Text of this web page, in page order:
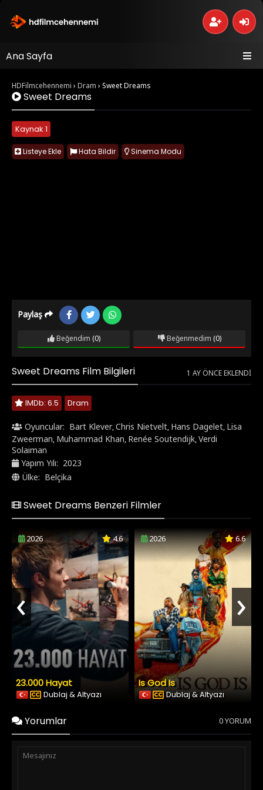
Ana Sayfa
HDFilmcehennemi › Dram › Sweet Dreams
Sweet Dreams
Kaynak 1
Listeye Ekle Hata Bildir Sinema Modu
Paylaş
Beğendim (0) Beğenmedim (0)
Sweet Dreams Film Bilgileri 1 AY ÖNCE EKLENDI
IMDb: 6.5 Dram
Oyuncular: Bart Klever,Chris Nietvelt, Hans Dagelet, Lisa
Zweerman, Muhammad Khan, Renée Soutendijk,Verdi
Solaiman
Yapım Yılı: 2023
Ülke: Belçika
Sweet Dreams Benzeri Filmler
2026 4.6
23.000 Hayat
Dublaj & Altyazı
2026 6.6
Is God Is
Dublaj & Altyazı
‹ ›
Yorumlar 0 YORUM